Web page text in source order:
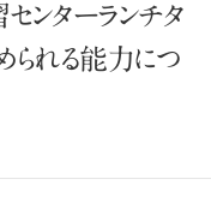
ンターランチタ
られる能力につ